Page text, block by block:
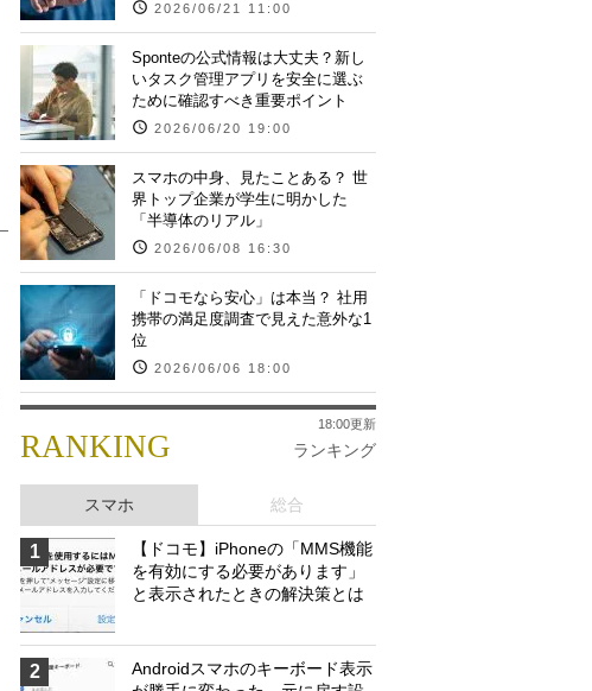
2026/06/21 11:00
Sponteの公式情報は大丈夫？新し
いタスク管理アプリを安全に選ぶ
ために確認すべき重要ポイント
2026/06/20 19:00
スマホの中身、見たことある？ 世
界トップ企業が学生に明かした
「半導体のリアル」
2026/06/08 16:30
「ドコモなら安心」は本当？ 社用
携帯の満足度調査で見えた意外な1
位
2026/06/06 18:00
RANKING ランキング
18:00更新
スマホ 総合
1
【ドコモ】iPhoneの「MMS機能
を有効にする必要があります」
と表示されたときの解決策とは
2
Androidスマホのキーボード表示